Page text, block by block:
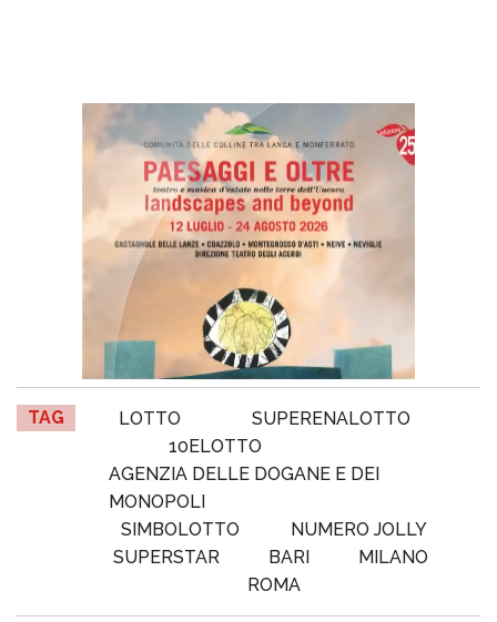
TAG LOTTO
SUPERENALOTTO
10ELOTTO
AGENZIA DELLE DOGANE E DEI
MONOPOLI
SIMBOLOTTO
NUMERO JOLLY
SUPERSTAR
BARI
MILANO
ROMA